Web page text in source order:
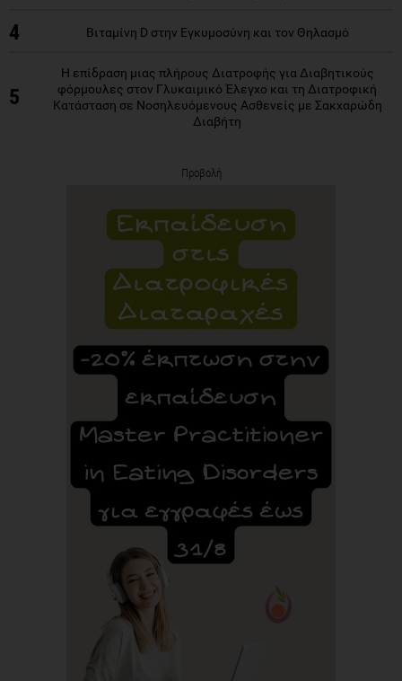
4 Βιταμίνη D στην Εγκυμοσύνη και τον Θηλασμό
5
Η επίδραση μιας πλήρους Διατροφής για Διαβητικούς
φόρμουλες στον Γλυκαιμικό Έλεγχο και τη Διατροφική
Κατάσταση σε Νοσηλευόμενους Ασθενείς με Σακχαρώδη
Διαβήτη
Προβολή